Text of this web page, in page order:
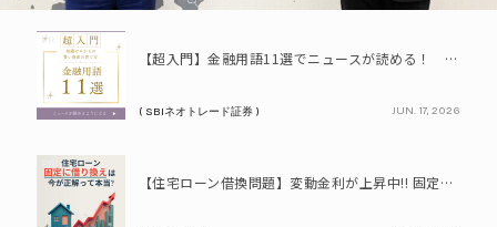
PR
【超入門】金融用語11選でニュースが読める！ 知識ゼロからの賢い資産の育て方
( SBIネオトレード証券 ) JUN. 17, 2026
【住宅ローン借換問題】変動金利が上昇中!! 固定に借り換えるなら今が正解って本当? シミュレーションで比較してみよう